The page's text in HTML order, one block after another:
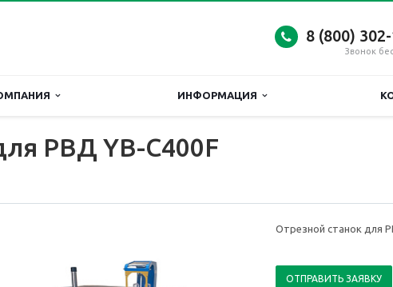
8 (800)
Звонок
ИНФОРМАЦИЯ
РВД YB-C400F
Отрезной станок для
ОТПРАВИТЬ ЗАЯВКУ